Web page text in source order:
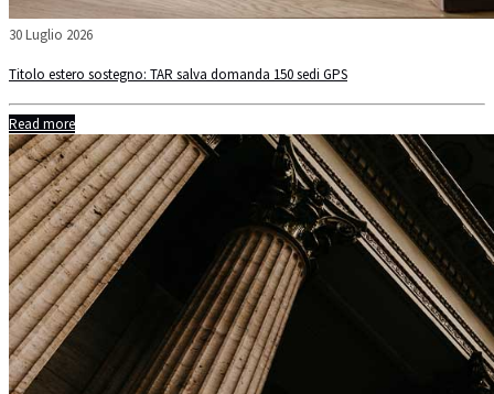
30 Luglio 2026
Titolo estero sostegno: TAR salva domanda 150 sedi GPS
Read more